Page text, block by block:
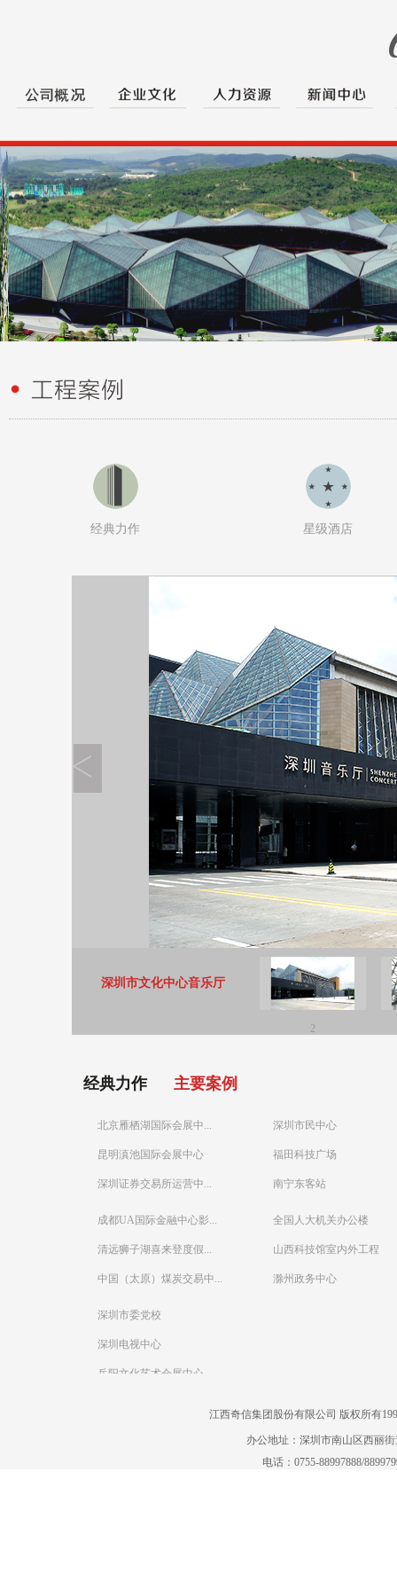
经典力作 星级酒店
深圳市文化中心音乐厅
2
经典力作 主要案例
北京雁栖湖国际会展中...
昆明滇池国际会展中心
深圳证券交易所运营中...
成都UA国际金融中心影...
清远狮子湖喜来登度假...
中国（太原）煤炭交易中...
深圳市委党校
深圳电视中心
岳阳文化艺术会展中心
深圳市民中心
福田科技广场
南宁东客站
全国人大机关办公楼
山西科技馆室内外工程
滁州政务中心
江西奇信集团股份有限公司 版权所有
办公地址：深圳市南山区西丽
电话：0755-88997888/